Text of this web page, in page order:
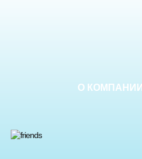
О КОМПАНИИ